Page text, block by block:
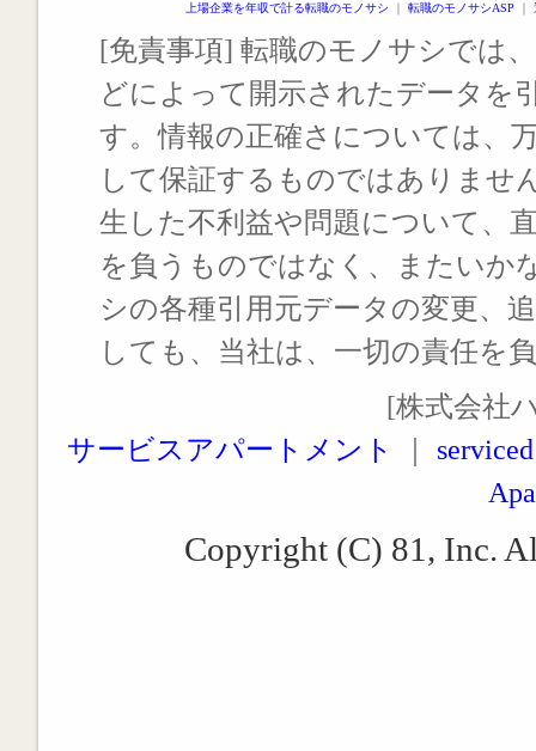
上場企業を年収で計る転職のモノサシ ｜ 転職のモノサシASP ｜
[免責事項] 転職のモノサシでは
どによって開示されたデータを
す。情報の正確さについては、
して保証するものではありませ
生した不利益や問題について、
を負うものではなく、またいか
シの各種引用元データの変更、
しても、当社は、一切の責任を
[株式会社
サービスアパートメント
Copyright (C) 81, Inc.